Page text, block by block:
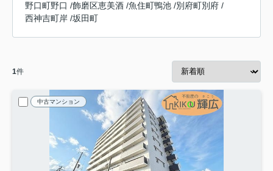
野口町野口 /飾磨区恵美酒 /魚住町鴨池 /別府町別府 /
西神吉町岸 /坂田町
1件
中古マンション